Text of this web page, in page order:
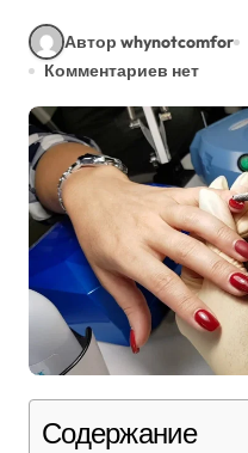
Автор whynotcomfor
Комментариев нет
Содержание